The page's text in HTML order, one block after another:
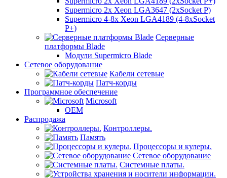
Supermicro 2x Xeon LGA3647 (2xSocket P)
Supermicro 4-8x Xeon LGA4189 (4-8xSocket
P+)
Серверные
платформы Blade
Модули Supermicro Blade
Сетевое оборудование
Кабели сетевые
Патч-корды
Программное обеспечение
Microsoft
OEM
Распродажа
Контроллеры.
Память
Процессоры и кулеры.
Сетевое оборудование
Системные платы.